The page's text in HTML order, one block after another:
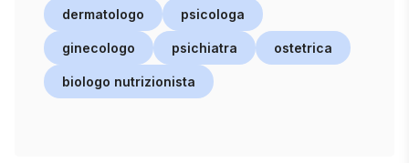
dermatologo psicologa
ginecologo psichiatra ostetrica
biologo nutrizionista